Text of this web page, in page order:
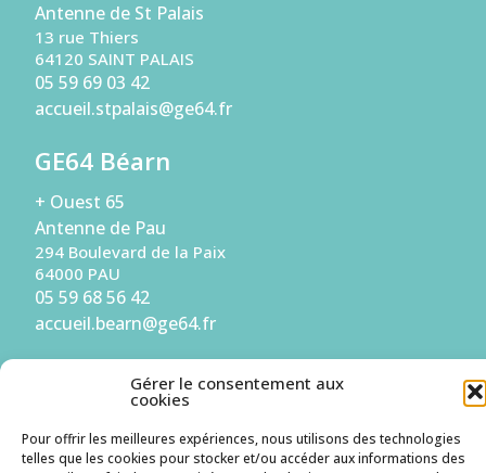
Gérer le consentement aux
cookies
Pour offrir les meilleures expériences, nous utilisons des technologies
telles que les cookies pour stocker et/ou accéder aux informations des
Antenne de St Palais
13 rue Thiers
64120 SAINT PALAIS
05 59 69 03 42
accueil.stpalais@ge64.fr
GE64 Béarn
+ Ouest 65
Antenne de Pau
294 Boulevard de la Paix
64000 PAU
05 59 68 56 42
accueil.bearn@ge64.fr
S'inscrire à la Newsletter
Je suis une entreprise